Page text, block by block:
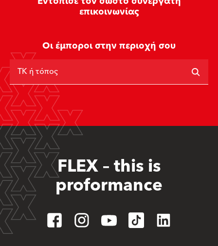
επικοινωνίας
Οι έμποροι στην περιοχή σου
ΤΚ ή τόπος
FLEX – this is
proformance